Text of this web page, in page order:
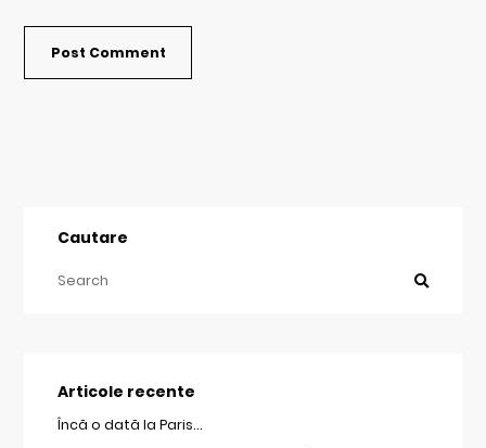
Cautare
Articole recente
Încă o dată la Paris…